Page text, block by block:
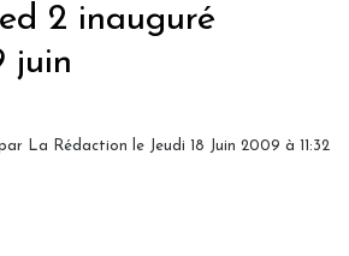
2 inauguré
juin
La Rédaction le Jeudi 18 Juin 2009 à 11:32